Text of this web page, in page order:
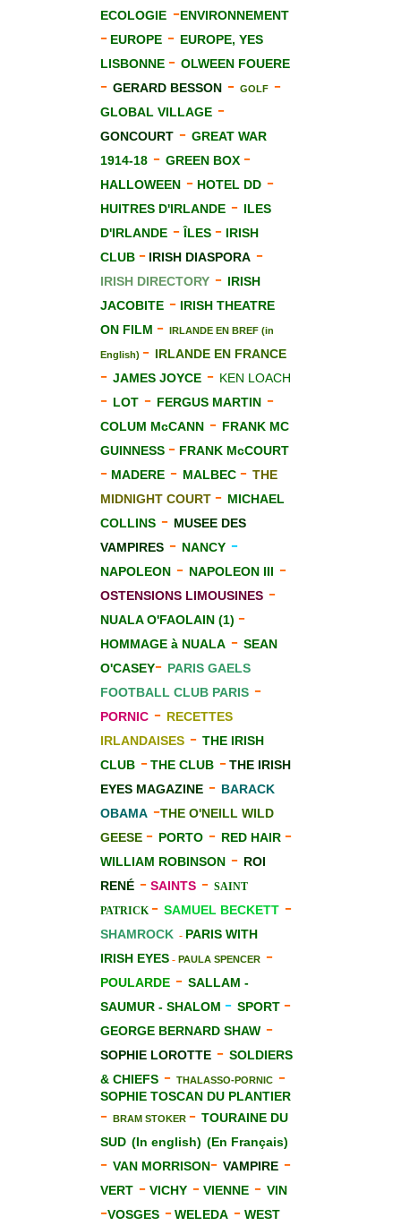
ECOLOGIE -ENVIRONNEMENT
- EUROPE - EUROPE, YES
LISBONNE - OLWEEN FOUERE
- GERARD BESSON - GOLF -
GLOBAL VILLAGE -
GONCOURT - GREAT WAR
1914-18 - GREEN BOX -
HALLOWEEN - HOTEL DD -
HUITRES D'IRLANDE - ILES
D'IRLANDE - ÎLES - IRISH
CLUB - IRISH DIASPORA -
IRISH DIRECTORY - IRISH
JACOBITE - IRISH THEATRE
ON FILM - IRLANDE EN BREF (in
English) - IRLANDE EN FRANCE
- JAMES JOYCE - KEN LOACH
- LOT - FERGUS MARTIN -
COLUM McCANN - FRANK MC
GUINNESS - FRANK McCOURT
- MADERE - MALBEC - THE
MIDNIGHT COURT - MICHAEL
COLLINS - MUSEE DES
VAMPIRES - NANCY -
NAPOLEON - NAPOLEON III -
OSTENSIONS LIMOUSINES -
NUALA O'FAOLAIN (1) -
HOMMAGE à NUALA - SEAN
O'CASEY- PARIS GAELS
FOOTBALL CLUB PARIS -
PORNIC - RECETTES
IRLANDAISES - THE IRISH
CLUB -THE CLUB -THE IRISH
EYES MAGAZINE - BARACK
OBAMA -THE O'NEILL WILD
GEESE - PORTO - RED HAIR -
WILLIAM ROBINSON - ROI
RENÉ - SAINTS - SAINT
PATRICK - SAMUEL BECKETT -
SHAMROCK - PARIS WITH
IRISH EYES - PAULA SPENCER -
POULARDE - SALLAM -
SAUMUR - SHALOM - SPORT -
GEORGE BERNARD SHAW -
SOPHIE LOROTTE - SOLDIERS
& CHIEFS - THALASSO-PORNIC -
SOPHIE TOSCAN DU PLANTIER
- BRAM STOKER - TOURAINE DU
SUD (In english) (En Français)
- VAN MORRISON- VAMPIRE -
VERT - VICHY - VIENNE - VIN
-VOSGES -WELEDA - WEST